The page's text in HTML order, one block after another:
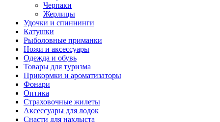
Черпаки
Жерлицы
Удочки и спиннинги
Катушки
Рыболовные приманки
Ножи и аксессуары
Одежда и обувь
Товары для туризма
Прикормки и ароматизаторы
Фонари
Оптика
Страховочные жилеты
Аксессуары для лодок
Снасти для нахлыста